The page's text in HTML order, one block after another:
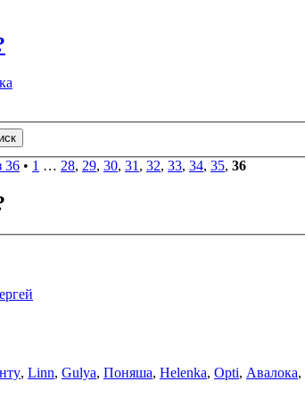
36 • 1 … 28, 29, 30, 31 , 32, 33, 34, 35, 36
, Linn, Gulya, Поняша, Helenka, Opti, Авалока,